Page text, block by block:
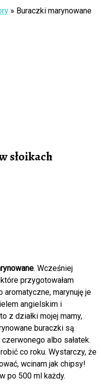
» Buraczki marynowane
słoikach
. Wcześniej
przygotowałam
marynuję je
angielskim i
z działki mojej mamy,
buraczki są
albo sałatek.
co roku. Wystarczy, że
wcinam jak chipsy!
po 500 ml każdy.